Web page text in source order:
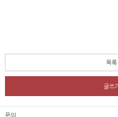
목록
글쓰기
문의